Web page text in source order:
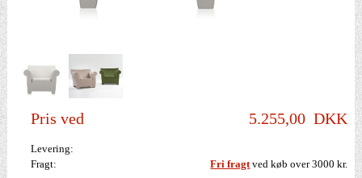
Pris ved 5.255,00 DKK
Levering:
Fragt:
Fri fragtved køb over 3000 kr.